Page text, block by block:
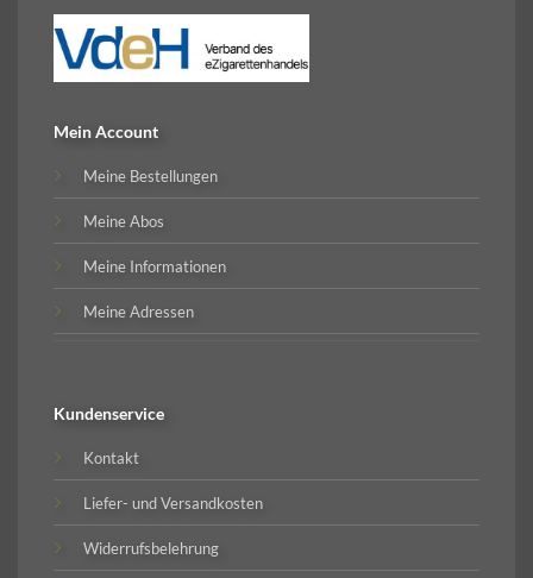
Mein Account
Meine Bestellungen
Meine Abos
Meine Informationen
Meine Adressen
Kundenservice
Kontakt
Liefer- und Versandkosten
Widerrufsbelehrung